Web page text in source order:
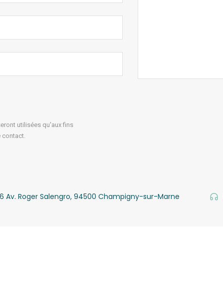
utilisées qu'aux fins
contact.
Av. Roger Salengro, 94500 Champigny-sur-Marne